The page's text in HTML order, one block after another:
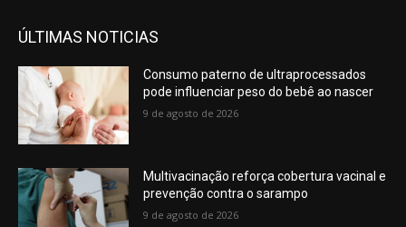
ÚLTIMAS NOTICIAS
Consumo paterno de ultraprocessados
pode influenciar peso do bebê ao nascer
9 de agosto de 2026
Multivacinação reforça cobertura vacinal e
prevenção contra o sarampo
9 de agosto de 2026